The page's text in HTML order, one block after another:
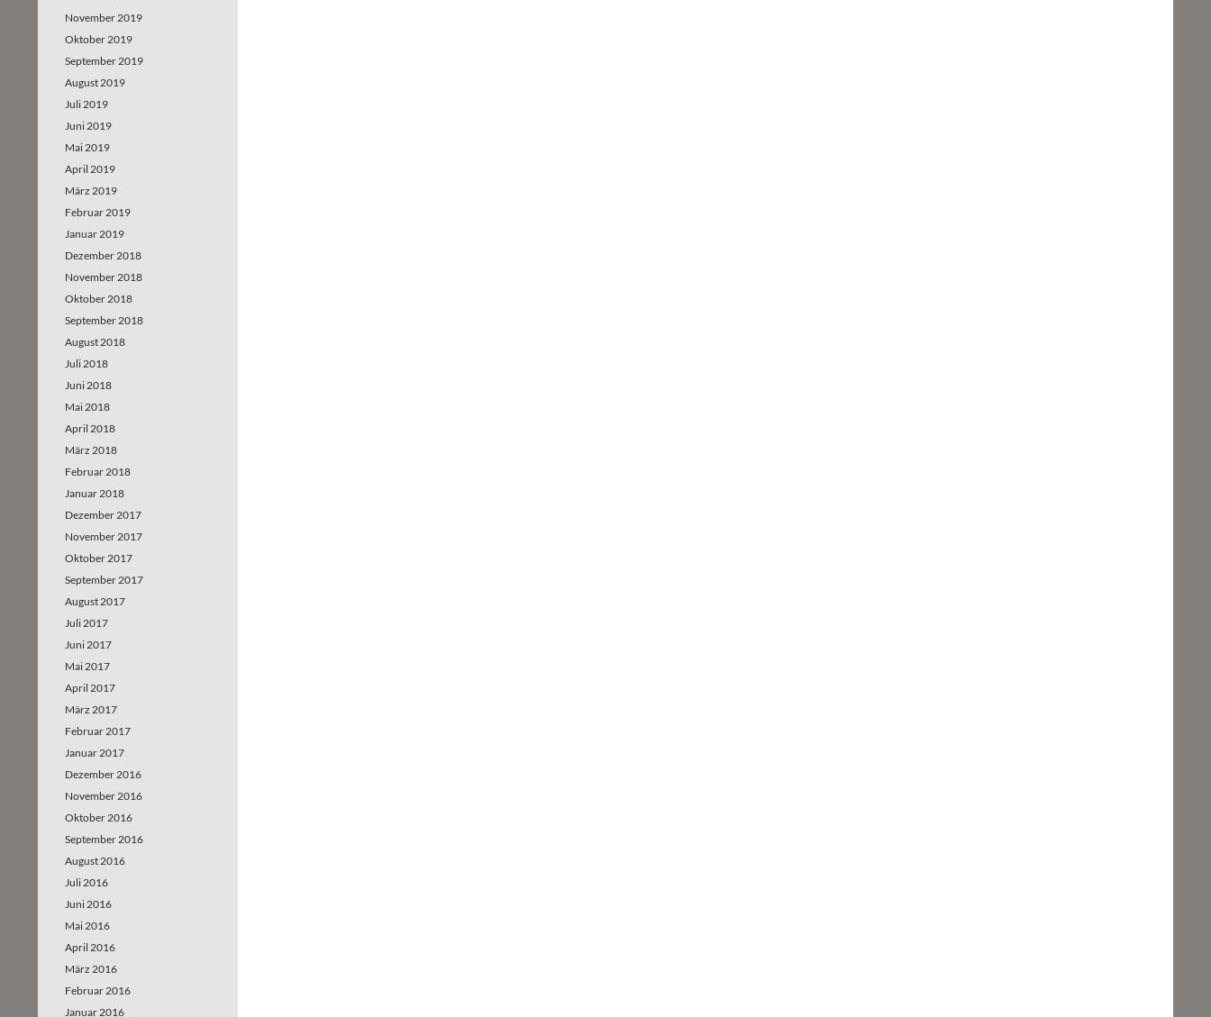
November 2019
Oktober 2019
September 2019
August 2019
Juli 2019
Juni 2019
Mai 2019
April 2019
März 2019
Februar 2019
Januar 2019
Dezember 2018
November 2018
Oktober 2018
September 2018
August 2018
Juli 2018
Juni 2018
Mai 2018
April 2018
März 2018
Februar 2018
Januar 2018
Dezember 2017
November 2017
Oktober 2017
September 2017
August 2017
Juli 2017
Juni 2017
Mai 2017
April 2017
März 2017
Februar 2017
Januar 2017
Dezember 2016
November 2016
Oktober 2016
September 2016
August 2016
Juli 2016
Juni 2016
Mai 2016
April 2016
März 2016
Februar 2016
Januar 2016